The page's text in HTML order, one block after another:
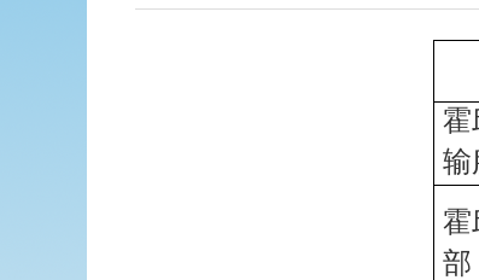
霍
输
霍
部